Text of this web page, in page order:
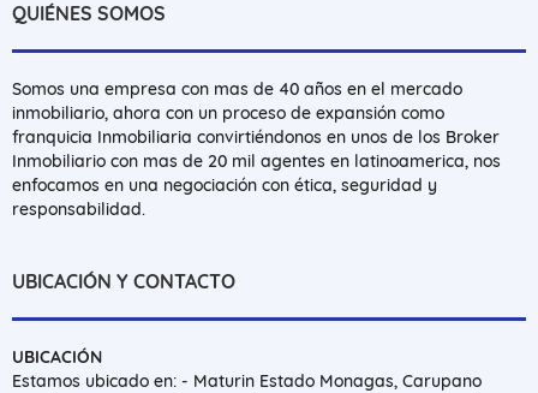
QUIÉNES SOMOS
Somos una empresa con mas de 40 años en el mercado
inmobiliario, ahora con un proceso de expansión como
franquicia Inmobiliaria convirtiéndonos en unos de los Broker
Inmobiliario con mas de 20 mil agentes en latinoamerica, nos
enfocamos en una negociación con ética, seguridad y
responsabilidad.
UBICACIÓN Y CONTACTO
UBICACIÓN
Estamos ubicado en: - Maturin Estado Monagas, Carupano